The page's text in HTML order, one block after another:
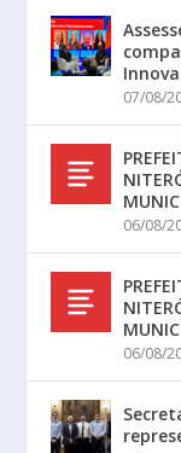
07/08/
06/08/
06/08/